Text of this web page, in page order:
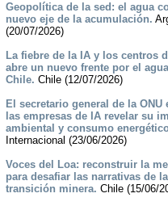
Geopolítica de la sed: el agua
nuevo eje de la acumulación.
(20/07/2026)
La fiebre de la IA y los centros
abre un nuevo frente por el
Chile. Chile (12/07/2026)
El secretario general de la ONU
las empresas de IA revelar su
ambiental y consumo
Internacional (23/06/2026)
Voces del Loa: reconstruir la
para desafiar las narrativas de la
transición minera. Chile (15/06/